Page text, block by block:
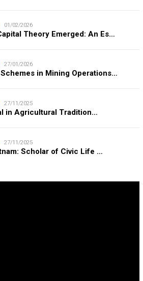
01/02/2026
Theory Emerged: An Es…
27/01/2026
Schemes in Mining Operations…
27/11/2025
in Agricultural Tradition…
27/11/2025
Scholar of Civic Life …